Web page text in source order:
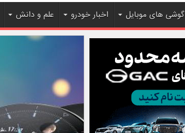
گوشی های موبایل اخبار خودرو علم و دانش